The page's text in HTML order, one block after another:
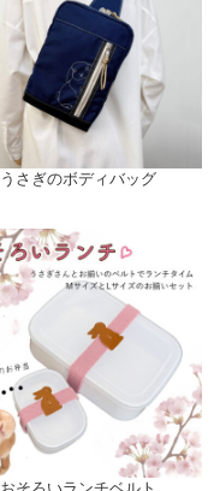
うさぎのボディバッグ